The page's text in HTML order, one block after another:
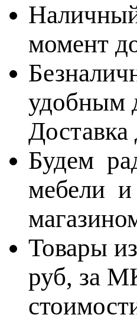
Наличный
момент
удобным
Доставка
Будем
мебели и
Товары
руб, за